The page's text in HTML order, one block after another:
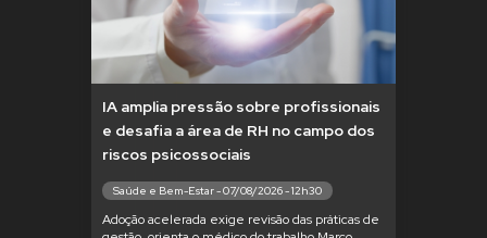
IA amplia pressão sobre profissionais
e desafia a área de RH no campo dos
riscos psicossociais
Saúde e Bem-Estar - 07/08/2026 - 12h30
Adoção acelerada exige revisão das práticas de